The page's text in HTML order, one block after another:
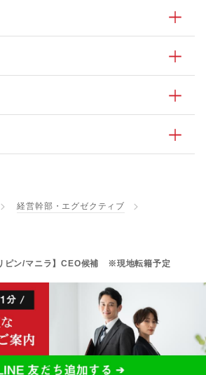
経営幹部・エグゼクティブ
ピン/マニラ】CEO候補 ※現地転籍予定